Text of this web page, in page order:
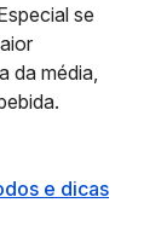
se
da média,
e dicas